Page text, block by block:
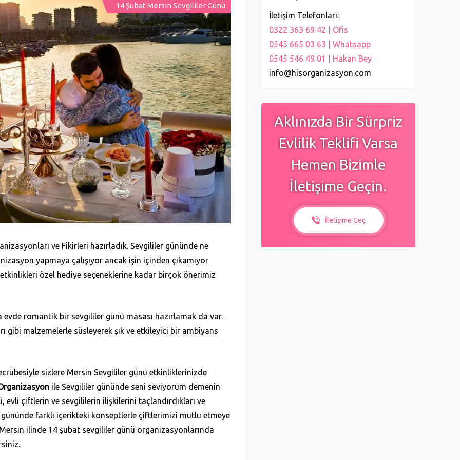
14 Şubat Mersin Sevgililer Günü
ve Fikirleri hazırladık. Sevgililer gününde ne
yapmaya çalışıyor ancak işin içinden çıkamıyor
özel hediye seçeneklerine kadar birçok önerimiz
romantik bir sevgililer günü masası hazırlamak da var.
gibi malzemelerle süsleyerek şık ve etkileyici bir ambiyans
sizlere Mersin Sevgililer günü etkinliklerinizde
ile Sevgililer gününde seni seviyorum demenin
evli çiftlerin ve sevgililerin ilişkilerini taçlandırdıkları ve
farklı içerikteki konseptlerle çiftlerimizi mutlu etmeye
ilinde 14 şubat sevgililer günü organizasyonlarında
İletişim Telefonları:
0322 363 69 42 | Ofis
0545 665 03 63 | Whatsapp
0545 546 49 01 | Hakan Bey
info@hisorganizasyon.com
Aklınızda Bir Sürpriz
Evlilik Teklifi Varsa
Hemen Bizimle
İletişime Geçin.
İletişime Geç